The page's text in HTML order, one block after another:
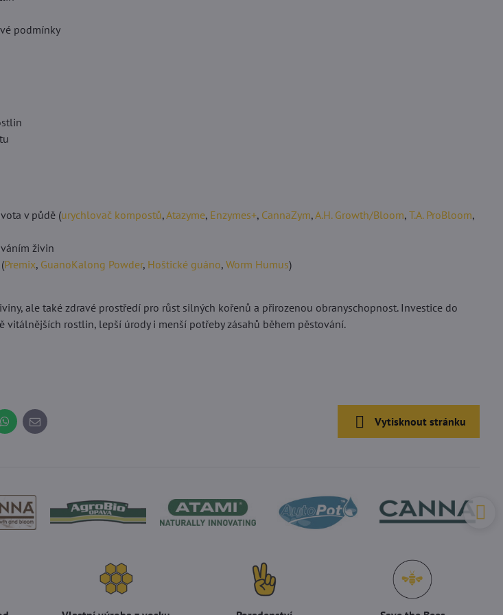
podmínky
v půdě (urychlovač kompostů,Atazyme, Enzymes+, CannaZym,A.H. Growth/Bloom,T.A. ProBloom,
živin
Premix, GuanoKalong Powder, Hoštické guáno,Worm Humus)
ale také zdravé prostředí pro růst silných kořenů a přirozenou obranyschopnost. Investice do
vitálnějších rostlin, lepší úrody i menší potřeby zásahů během pěstování.
WhatsApp
E-
mail
Vytisknout stránku